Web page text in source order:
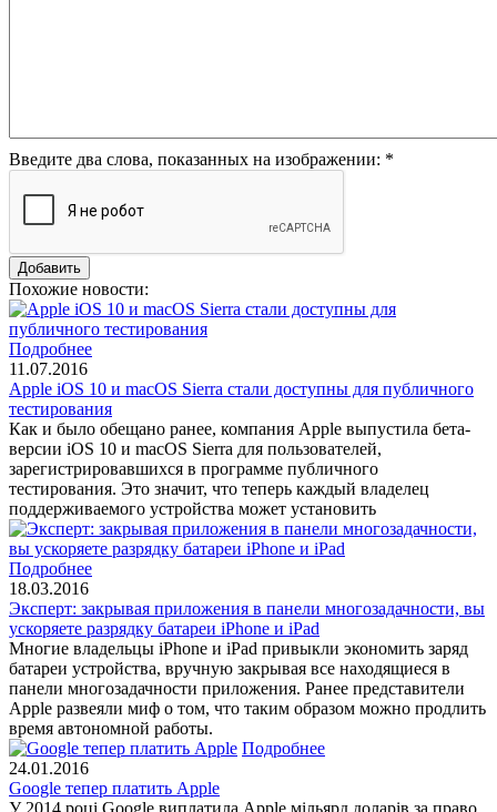
Введите два слова, показанных на изображении: *
Похожие новости:
Подробнее
11.07.2016
Apple iOS 10 и macOS Sierra стали доступны для публичного
тестирования
Как и было обещано ранее, компания Apple выпустила бета-
версии iOS 10 и macOS Sierra для пользователей,
зарегистрировавшихся в программе публичного
тестирования. Это значит, что теперь каждый владелец
поддерживаемого устройства может установить
Подробнее
18.03.2016
Эксперт: закрывая приложения в панели многозадачности, вы
ускоряете разрядку батареи iPhone и iPad
Многие владельцы iPhone и iPad привыкли экономить заряд
батареи устройства, вручную закрывая все находящиеся в
панели многозадачности приложения. Ранее представители
Apple развеяли миф о том, что таким образом можно продлить
время автономной работы.
Подробнее
24.01.2016
Google тепер платить Apple
У 2014 році Google виплатила Apple мільярд доларів за право